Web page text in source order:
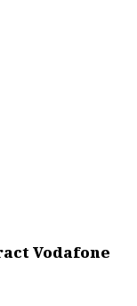
Vodafone